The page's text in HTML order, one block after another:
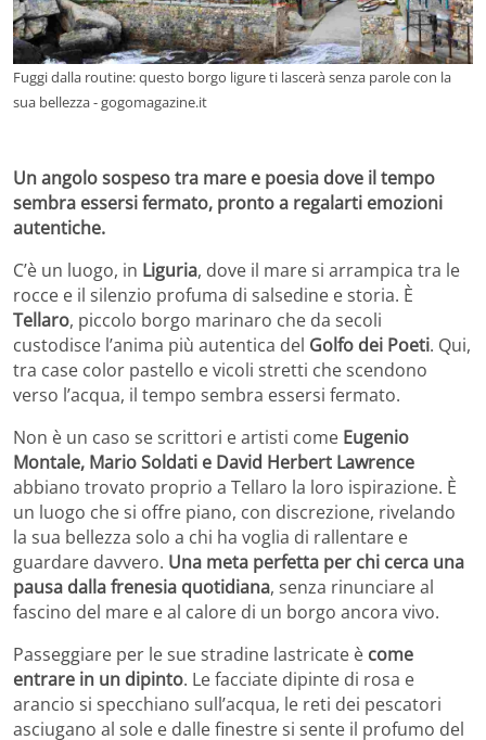
Fuggi dalla routine: questo borgo ligure ti lascerà senza parole con la
sua bellezza - gogomagazine.it
Un angolo sospeso tra mare e poesia dove il tempo
sembra essersi fermato, pronto a regalarti emozioni
autentiche.
C’è un luogo, in Liguria, dove il mare si arrampica tra le
rocce e il silenzio profuma di salsedine e storia. È
Tellaro, piccolo borgo marinaro che da secoli
custodisce l’anima più autentica del Golfo dei Poeti. Qui,
tra case color pastello e vicoli stretti che scendono
verso l’acqua, il tempo sembra essersi fermato.
Non è un caso se scrittori e artisti come Eugenio
Montale, Mario Soldati e David Herbert Lawrence
abbiano trovato proprio a Tellaro la loro ispirazione. È
un luogo che si offre piano, con discrezione, rivelando
la sua bellezza solo a chi ha voglia di rallentare e
guardare davvero. Una meta perfetta per chi cerca una
pausa dalla frenesia quotidiana, senza rinunciare al
fascino del mare e al calore di un borgo ancora vivo.
Passeggiare per le sue stradine lastricate è come
entrare in un dipinto. Le facciate dipinte di rosa e
arancio si specchiano sull’acqua, le reti dei pescatori
asciugano al sole e dalle finestre si sente il profumo del